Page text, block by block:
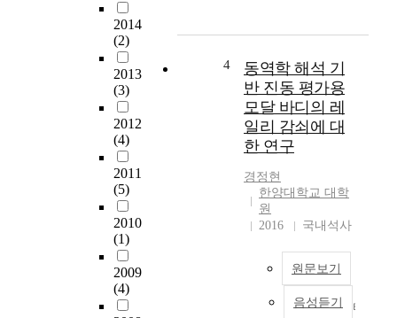
2014
(2)
2013
(3)
2012
(4)
2011
(5)
2010
(1)
2009
(4)
과
4
동역학 해석 기
반 진동 평가용
모달 바디의 레
일리 감쇠에 대
한 연구
경정현
한양대학교 대학
원
2016
국내석사
원문보기
음성듣기 타